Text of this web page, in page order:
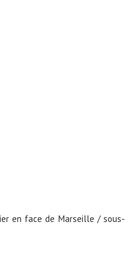
en face de Marseille / sous-